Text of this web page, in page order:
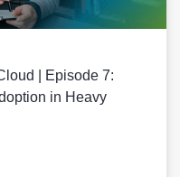
| Episode 7:
in Heavy